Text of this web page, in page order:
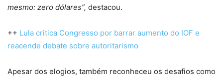
mesmo: zero dólares”, destacou.
++ Lula critica Congresso por barrar aumento do IOF e
reacende debate sobre autoritarismo
Apesar dos elogios, também reconheceu os desafios como